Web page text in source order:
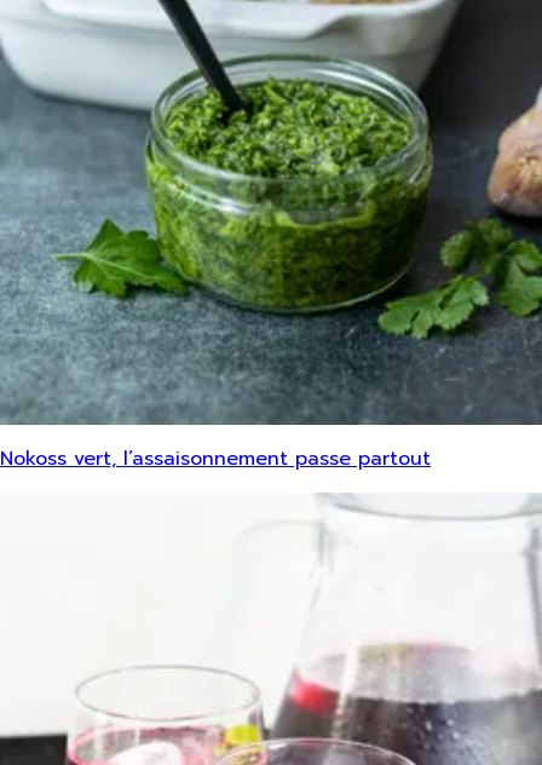
Nokoss vert, l’assaisonnement passe partout